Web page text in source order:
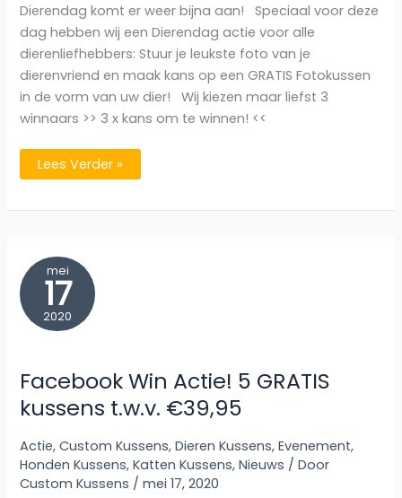
Dierendag komt er weer bijna aan! Speciaal voor deze
dag hebben wij een Dierendag actie voor alle
dierenliefhebbers: Stuur je leukste foto van je
dierenvriend en maak kans op een GRATIS Fotokussen
in de vorm van uw dier! Wij kiezen maar liefst 3
winnaars >> 3 x kans om te winnen! <<
Custom
Kussens
2020!
Lees Verder »
mei
17
2020
Facebook Win Actie! 5 GRATIS
kussens t.w.v. €39,95
Actie,Custom Kussens,Dieren Kussens,Evenement,
Honden Kussens,Katten Kussens,Nieuws / Door
Custom Kussens /mei 17, 2020